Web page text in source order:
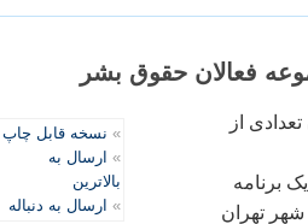
فعالان حقوق بشر
» نسخه قابل چاپ
» ارسال به
بالاترین
» ارسال به دنباله
از
برنامه
شهر تهران